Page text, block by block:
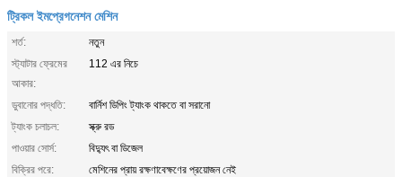
ট্রিকল ইমপ্রেগনেশন মেশিন
শর্ত:
নতুন
স্ট্যাটার ফ্রেমের
আকার:
112 এর নিচে
ডুবানোর পদ্ধতি:
বার্নিশ ডিপিং ট্যাংক থাকতে বা সরানো
ট্যাংক চলাচল:
স্ক্রু রড
পাওয়ার সোর্স:
বিদ্যুৎ বা ডিজেল
বিক্রির পরে:
মেশিনের প্রায় রক্ষণাবেক্ষণের প্রয়োজন নেই